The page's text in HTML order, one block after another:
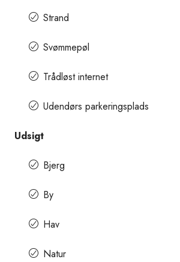
Strand
Svømmepøl
Trådløst internet
Udendørs parkeringsplads
Udsigt
Bjerg
By
Hav
Natur